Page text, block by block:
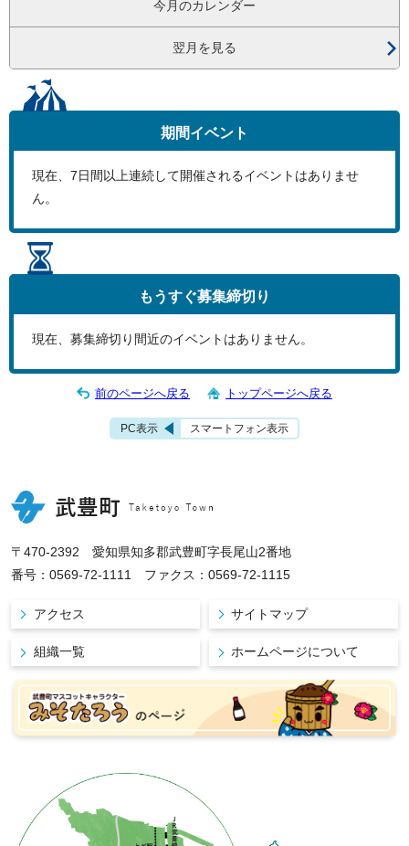
今月のカレンダー
翌月を見る
期間イベント
現在、 7日間以上連続して開催されるイベントはありませ
ん。
もうすぐ募集締切り
現在、募集締切り間近のイベントはありません。
前のページへ戻る トップページへ戻る
PC表示 スマートフォン表示
〒470-2392 愛知県知多郡武豊町字長尾山2番地
番号：0569-72-1111 ファクス：0569-72-1115
アクセス サイトマップ
組織一覧 ホームページについて